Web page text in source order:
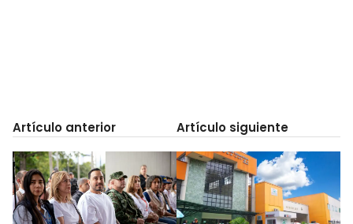
Artículo anterior Artículo siguiente